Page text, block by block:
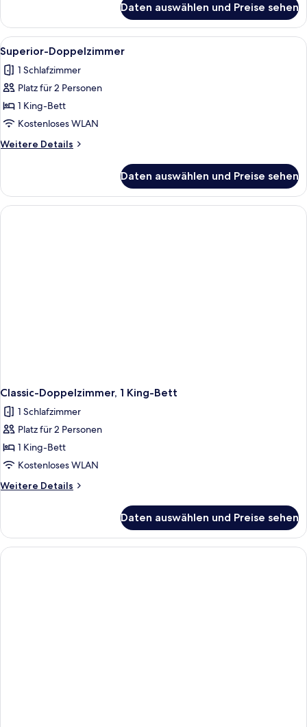
Einzelzimmer,
1 Einzelbett
Daten auswählen und Preise sehen
Alle
Fotos
für
Superior-
Doppelzimmer
anzeigen
Ein Schlafzimmer mit einem großen
1
Superior-Doppelzimmer
1 Schlafzimmer
Platz für 2 Personen
1 King-Bett
Kostenloses WLAN
Weitere Details
Weitere
Doppelzimmer
Daten auswählen und Preise sehen
Classic-Doppelzimmer, 1 King-Bett
1 Schlafzimmer
Platz für 2 Personen
1 King-Bett
Kostenloses WLAN
Weitere Details
Weitere
Doppelzimmer,
1 King-
Bett
Daten auswählen und Preise sehen